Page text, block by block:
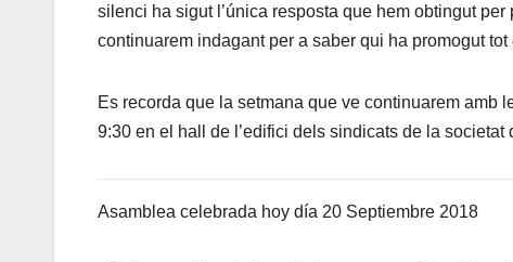
silenci ha sigut l’única resposta que hem obtingut
continuarem indagant per a saber qui ha promogut tot
Es recorda que la setmana que ve continuarem amb
9:30 en el hall de l’edifici dels sindicats de la societat
Asamblea celebrada hoy día 20 Septiembre 2018